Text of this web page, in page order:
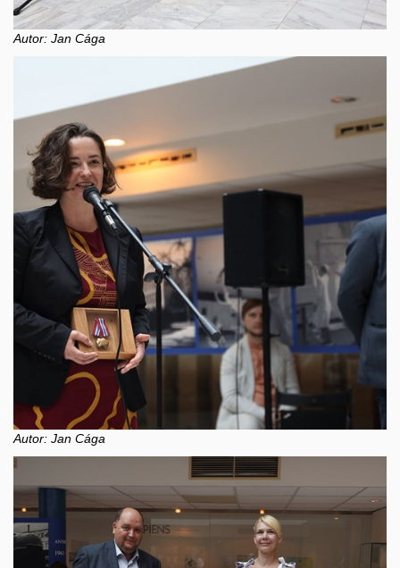
Autor: Jan Cága
Autor: Jan Cága